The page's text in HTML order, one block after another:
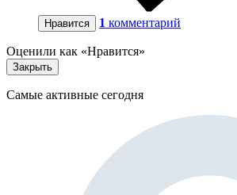
Нравится 1 комментарий
Оценили как «Нравится»
Закрыть
Самые активные сегодня